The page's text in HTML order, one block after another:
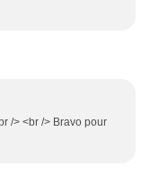
/> <br /> Bravo pour